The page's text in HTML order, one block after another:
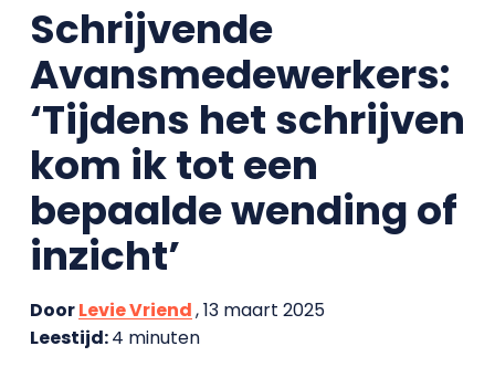
Schrijvende
Avansmedewerkers:
‘Tijdens het schrijven
kom ik tot een
bepaalde wending of
inzicht’
DoorLevie Vriend, 13 maart 2025
Leestijd:4 minuten